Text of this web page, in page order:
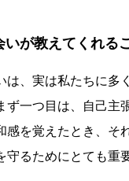
が教えてくれる
は、実は私たちに多
ず一つ目は、自己主
感を覚えたとき、そ
守るためにとても重